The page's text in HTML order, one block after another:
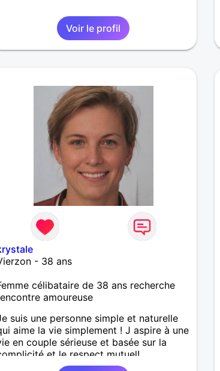
Voir le profil
- 38 ans
célibataire de 38 ans recherche
amoureuse
suis une personne simple et naturelle
aime la vie simplement ! J aspire à une
en couple sérieuse et basée sur la
et le respect mutuel!